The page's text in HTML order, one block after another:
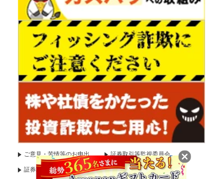
ご意見・苦情等のお申出 証券取引等監視委員会
証券取引等監視委員会（情報受付） 国税庁